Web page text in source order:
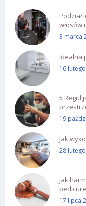
Podział
włosów
3 marca
Idealna
16
5
19
Jak
28
Jak
pedicure
17 lipca